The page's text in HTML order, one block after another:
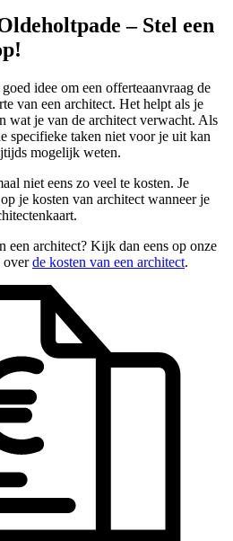
– Stel een
idee om een offerteaanvraag de
van een architect. Het helpt als je
wat je van de architect verwacht. Als
specifieke taken niet voor je uit kan
mogelijk weten.
niet eens zo veel te kosten. Je
je kosten van architect wanneer je
een architect? Kijk dan eens op onze
overde kosten van een architect.